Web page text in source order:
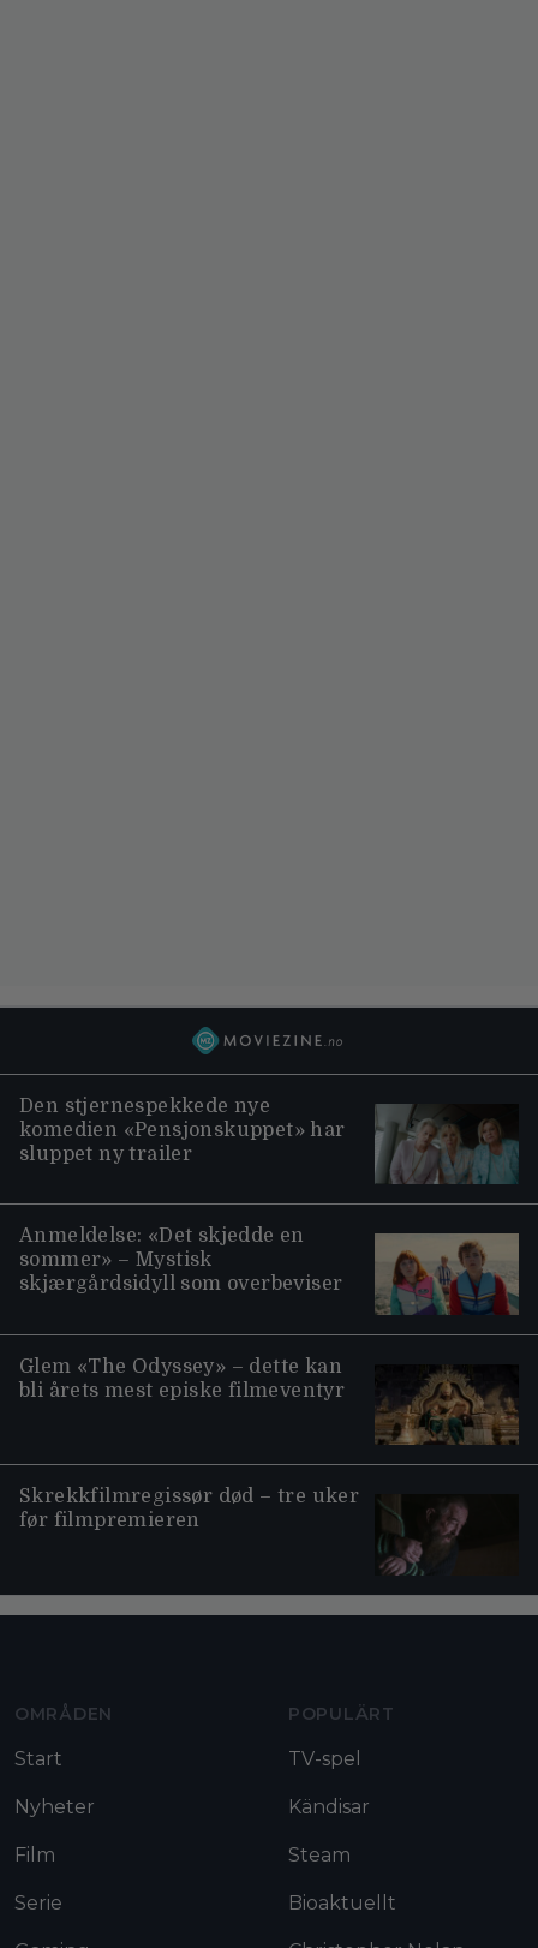
Den stjernespekkede nye
komedien «Pensjonskuppet» har
sluppet ny trailer
Anmeldelse: «Det skjedde en
sommer» – Mystisk
skjærgårdsidyll som overbeviser
Glem «The Odyssey» – dette kan
bli årets mest episke filmeventyr
Skrekkfilmregissør død – tre uker
før filmpremieren
OMRÅDEN
Start
Nyheter
Film
Serie
POPULÄRT
TV-spel
Kändisar
Steam
Bioaktuellt